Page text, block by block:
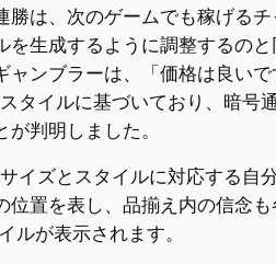
勝は、次のゲームでも稼げる
を生成するように調整するの
ャンブラーは、「価格は良い
タイルに基づいており、暗号
判明しました。
イズとスタイルに対応する自
位置を表し、品揃え内の信念
ルが表示されます。